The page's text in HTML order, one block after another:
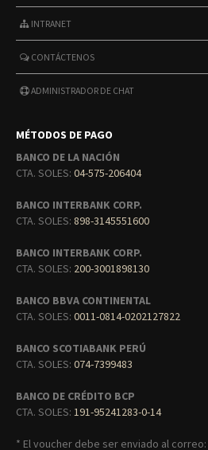
INTRANET
CONTÁCTENOS
ADMINISTRADOR DE CHAT
MÉTODOS DE PAGO
BANCO DE LA NACIÓN
CTA. SOLES: 04-575-206404
BANCO INTERBANK CORP.
CTA. SOLES: 898-3145551600
BANCO INTERBANK CORP.
CTA. SOLES: 200-3001898130
BANCO BBVA CONTINENTAL
CTA. SOLES: 0011-0814-0202127822
BANCO SCOTIABANK PERÚ
CTA. SOLES: 074-7399483
BANCO DE CRÉDITO BCP
CTA. SOLES: 191-95241283-0-14
* El voucher debe ser enviado al correo: